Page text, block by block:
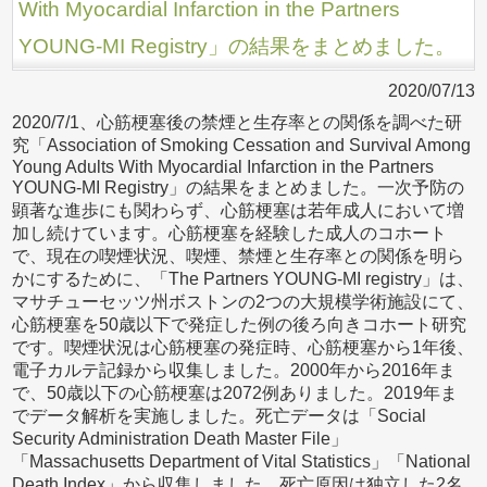
With Myocardial Infarction in the Partners
YOUNG-MI Registry」の結果をまとめました。
2020/07/13
2020/7/1、心筋梗塞後の禁煙と生存率との関係を調べた研
究「Association of Smoking Cessation and Survival Among
Young Adults With Myocardial Infarction in the Partners
YOUNG-MI Registry」の結果をまとめました。一次予防の
顕著な進歩にも関わらず、心筋梗塞は若年成人において増
加し続けています。心筋梗塞を経験した成人のコホート
で、現在の喫煙状況、喫煙、禁煙と生存率との関係を明ら
かにするために、「The Partners YOUNG-MI registry」は、
マサチューセッツ州ボストンの2つの大規模学術施設にて、
心筋梗塞を50歳以下で発症した例の後ろ向きコホート研究
です。喫煙状況は心筋梗塞の発症時、心筋梗塞から1年後、
電子カルテ記録から収集しました。2000年から2016年ま
で、50歳以下の心筋梗塞は2072例ありました。2019年ま
でデータ解析を実施しました。死亡データは「Social
Security Administration Death Master File」
「Massachusetts Department of Vital Statistics」「National